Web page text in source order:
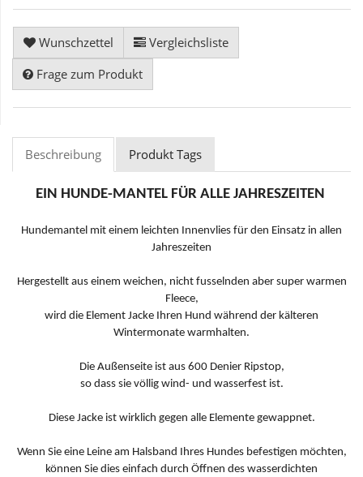
Wunschzettel
Vergleichsliste
Frage zum Produkt
Beschreibung Produkt Tags
EIN HUNDE-MANTEL FÜR ALLE JAHRESZEITEN
Hundemantel mit einem leichten Innenvlies für den Einsatz in allen
Jahreszeiten
Hergestellt aus einem weichen, nicht fusselnden aber super warmen
Fleece,
wird die Element Jacke Ihren Hund während der kälteren
Wintermonate warmhalten.
Die Außenseite ist aus 600 Denier Ripstop,
so dass sie völlig wind- und wasserfest ist.
Diese Jacke ist wirklich gegen alle Elemente gewappnet.
Wenn Sie eine Leine am Halsband Ihres Hundes befestigen möchten,
können Sie dies einfach durch Öffnen des wasserdichten